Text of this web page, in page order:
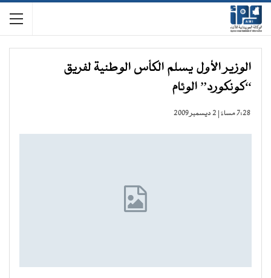
الوزير الأول يسلم الكأس الوطنية لفريق
“كونكورد” الوئام
7:28 مساءً | 2 ديسمبر 2009